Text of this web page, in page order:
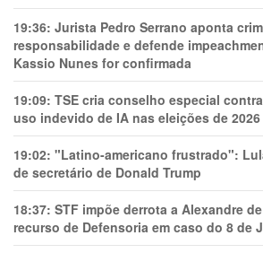
19:36: Jurista Pedro Serrano aponta
responsabilidade e defende
Kassio Nunes for confirmada
19:09: TSE cria conselho especial
uso indevido de IA nas eleições de 2026
19:02: "Latino-americano frustrado":
de secretário de Donald Trump
18:37: STF impõe derrota a Alexandre
recurso de Defensoria em caso do 8 de